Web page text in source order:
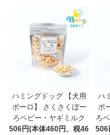
ハミングドッグ 【犬用
ボーロ】 さくさくぼー
ろベビー・ヤギミルク
506円(本体460円、税46
ハ
ボ
ろ
506